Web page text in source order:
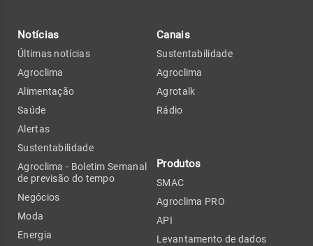
Notícias
Últimas notícias
Agroclima
Alimentação
Saúde
Alertas
Sustentabilidade
Agroclima - Boletim Semanal
de previsão do tempo
Negócios
Moda
Energia
Canais
Sustentabilidade
Agroclima
Agrotalk
Rádio
Produtos
SMAC
Agroclima PRO
API
Levantamento de dados